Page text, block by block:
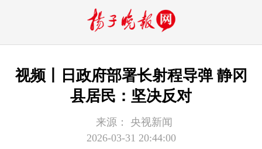
视频丨日政府部署长射程导弹 静冈
县居民：坚决反对
来源：
央视新闻
2026-03-31 20:44:00